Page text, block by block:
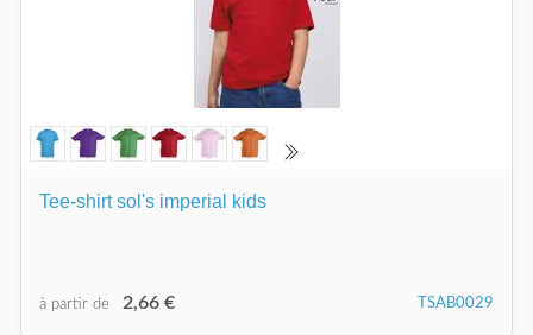
Tee-shirt sol's imperial kids
à partir de 2,66 € TSAB0029